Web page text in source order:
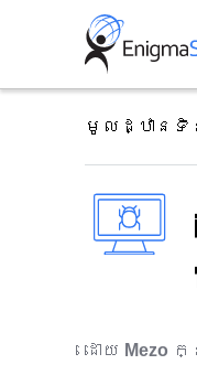
មូលដ្ឋានទិ
ដោយ Mezo ក្